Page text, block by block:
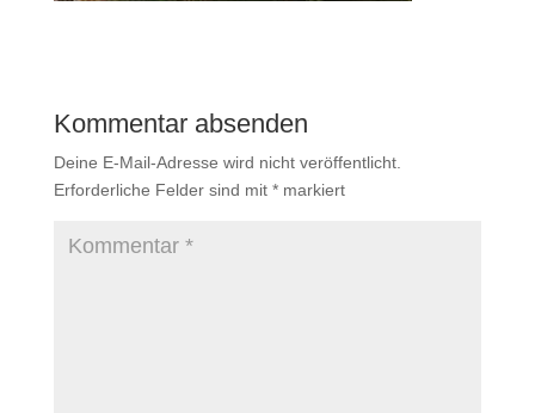
Kommentar absenden
Deine E-Mail-Adresse wird nicht veröffentlicht.
Erforderliche Felder sind mit *markiert